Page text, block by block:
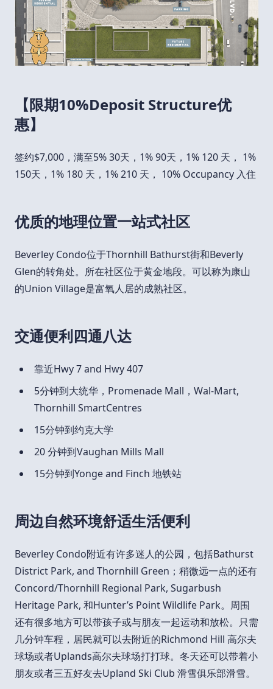
【限期10%Deposit Structure优
惠】
签约$7,000，满至5% 30天，1% 90天，1% 120 天， 1%
150天，1% 180 天，1% 210 天， 10% Occupancy 入住
优质的地理位置一站式社区
Beverley Condo位于Thornhill Bathurst街和Beverly
Glen的转角处。所在社区位于黄金地段。可以称为康山
的Union Village是富氧人居的成熟社区。
交通便利四通八达
靠近Hwy 7 and Hwy 407
5分钟到大统华，Promenade Mall，Wal-Mart,
Thornhill SmartCentres
15分钟到约克大学
20 分钟到Vaughan Mills Mall
15分钟到Yonge and Finch 地铁站
周边自然环境舒适生活便利
Beverley Condo附近有许多迷人的公园，包括Bathurst
District Park, and Thornhill Green；稍微远一点的还有
Concord/Thornhill Regional Park, Sugarbush
Heritage Park, 和Hunter’s Point Wildlife Park。周围
还有很多地方可以带孩子或与朋友一起运动和放松。只需
几分钟车程，居民就可以去附近的Richmond Hill 高尔夫
球场或者Uplands高尔夫球场打打球。冬天还可以带着小
朋友或者三五好友去Upland Ski Club 滑雪俱乐部滑雪。